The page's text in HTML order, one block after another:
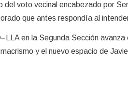
del voto vecinal encabezado por
que antes respondía al
en la Segunda Sección
y el nuevo espacio de